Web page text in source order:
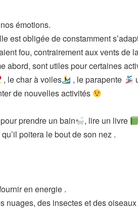
émotions.
est obligée de constamment
fou, contrairement aux vents de
abord, sont utiles pour certaines
, le char à voiles , le parapente
de nouvelles activités
prendre un bain , lire un livre
poitera le bout de son nez .
en energie .
nuages, des insectes et des oiseaux